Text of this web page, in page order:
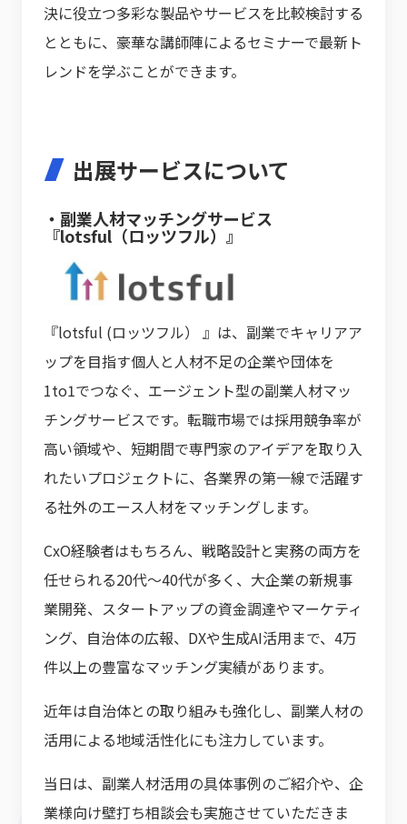
決に役立つ多彩な製品やサービスを比較検討する
とともに、豪華な講師陣によるセミナーで最新ト
レンドを学ぶことができます。
出展サービスについて
・副業人材マッチングサービス
『lotsful（ロッツフル）』
『lotsful (ロッツフル） 』は、副業でキャリアア
ップを目指す個人と人材不足の企業や団体を
1to1でつなぐ、エージェント型の副業人材マッ
チングサービスです。転職市場では採用競争率が
高い領域や、短期間で専門家のアイデアを取り入
れたいプロジェクトに、各業界の第一線で活躍す
る社外のエース人材をマッチングします。
CxO経験者はもちろん、戦略設計と実務の両方を
任せられる20代〜40代が多く、大企業の新規事
業開発、スタートアップの資金調達やマーケティ
ング、自治体の広報、DXや生成AI活用まで、4万
件以上の豊富なマッチング実績があります。
近年は自治体との取り組みも強化し、副業人材の
活用による地域活性化にも注力しています。
当日は、副業人材活用の具体事例のご紹介や、企
業様向け壁打ち相談会も実施させていただきま